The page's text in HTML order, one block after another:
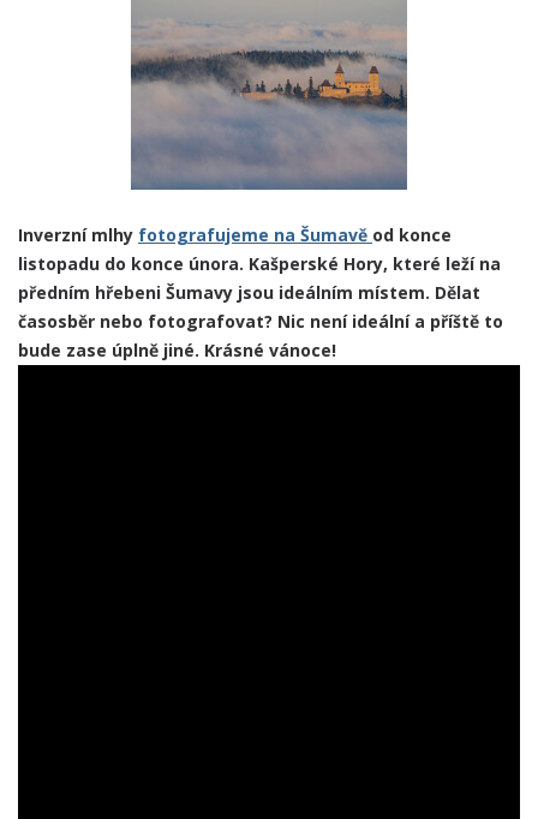
Inverzní mlhy fotografujeme na Šumavě od konce
listopadu do konce února. Kašperské Hory, které leží na
předním hřebeni Šumavy jsou ideálním místem. Dělat
časosběr nebo fotografovat? Nic není ideální a příště to
bude zase úplně jiné. Krásné vánoce!